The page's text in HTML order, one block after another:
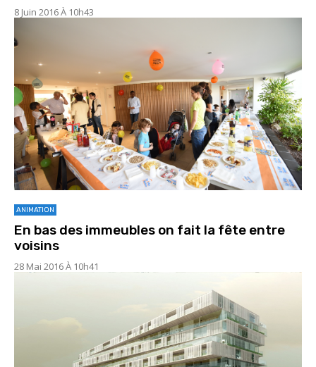
8 Juin 2016 À 10h43
ANIMATION
En bas des immeubles on fait la fête entre
voisins
28 Mai 2016 À 10h41